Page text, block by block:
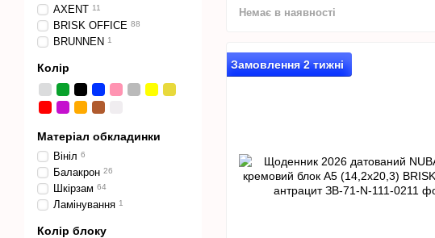
Немає в наявності
Замовлення 2 тижні
AXENT 11
BRISK OFFICE 88
BRUNNEN 1
Колір
Матеріал обкладинки
Вініл 6
Балакрон 26
Шкірзам 64
Ламінування 1
Колір блоку